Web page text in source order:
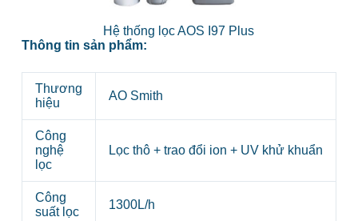
Hệ thống lọc AOS I97 Plus
Thông tin sản phẩm:
Thương
hiệu
AO Smith
Công
nghệ
lọc
Lọc thô + trao đổi ion + UV khử khuẩn
Công
suất lọc
1300L/h